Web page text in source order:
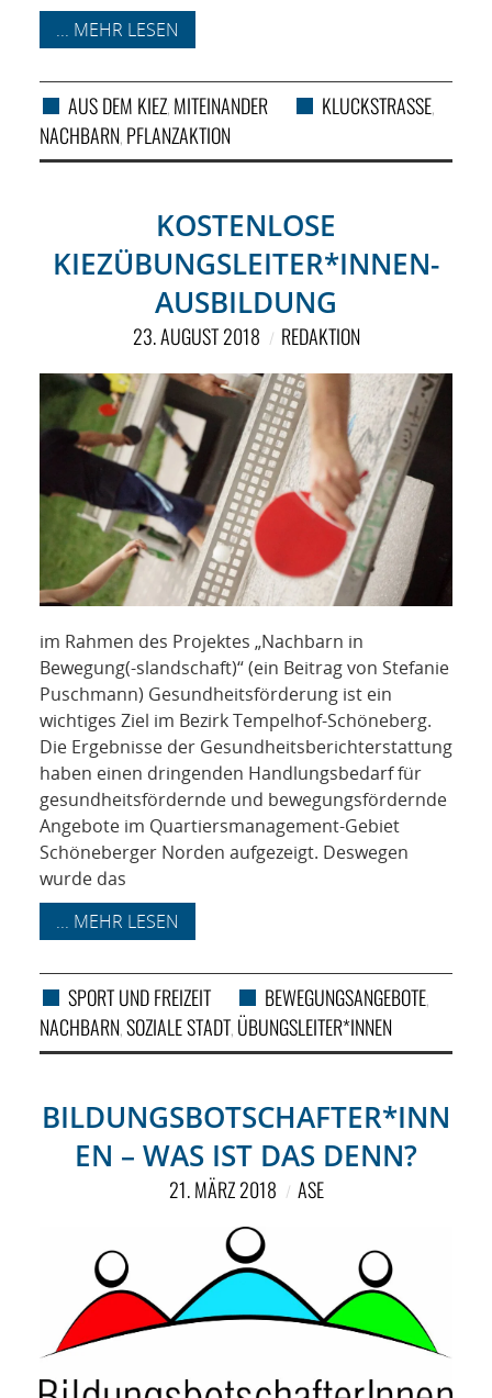
... MEHR LESEN
AUS DEM KIEZ, MITEINANDER KLUCKSTRASSE ,
NACHBARN, PFLANZAKTION
KOSTENLOSE
KIEZÜBUNGSLEITER*INNEN-
AUSBILDUNG
23. AUGUST 2018 REDAKTION
im Rahmen des Projektes „Nachbarn in
Bewegung(-slandschaft)“ (ein Beitrag von Stefanie
Puschmann) Gesundheitsförderung ist ein
wichtiges Ziel im Bezirk Tempelhof-Schöneberg.
Die Ergebnisse der Gesundheitsberichterstattung
haben einen dringenden Handlungsbedarf für
gesundheitsfördernde und bewegungsfördernde
Angebote im Quartiersmanagement-Gebiet
Schöneberger Norden aufgezeigt. Deswegen
wurde das
... MEHR LESEN
SPORT UND FREIZEIT BEWEGUNGSANGEBOTE,
NACHBARN,SOZIALE STADT, ÜBUNGSLEITER*INNEN
BILDUNGSBOTSCHAFTER*INN
EN – WAS IST DAS DENN?
21. MÄRZ 2018 ASE